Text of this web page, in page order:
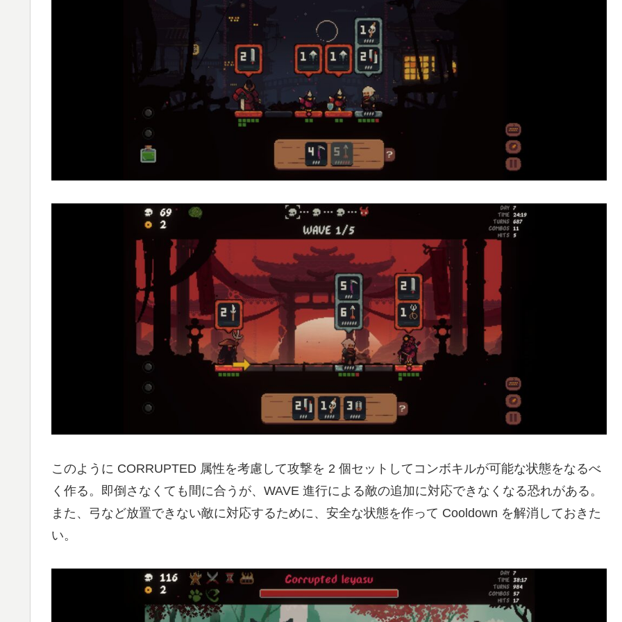
このように CORRUPTED 属性を考慮して攻撃を 2 個セットしてコンボキルが可能な状態をなるべ
く作る。即倒さなくても間に合うが、WAVE 進行による敵の追加に対応できなくなる恐れがある。
また、弓など放置できない敵に対応するために、安全な状態を作って Cooldown を解消しておきた
い。